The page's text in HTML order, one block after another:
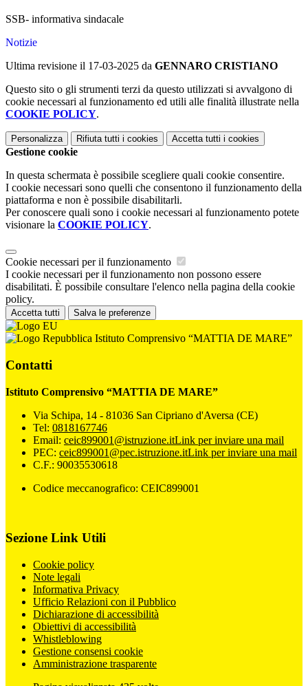
SSB- informativa sindacale
Notizie
Ultima revisione il 17-03-2025 da GENNARO CRISTIANO
Questo sito o gli strumenti terzi da questo utilizzati si avvalgono di
cookie necessari al funzionamento ed utili alle finalità illustrate nella
COOKIE POLICY.
Personalizza Rifiuta tutti i cookies Accetta tutti i cookies
Gestione cookie
In questa schermata è possibile scegliere quali cookie consentire.
I cookie necessari sono quelli che consentono il funzionamento della
piattaforma e non è possibile disabilitarli.
Per conoscere quali sono i cookie necessari al funzionamento potete
visionare la COOKIE POLICY.
Cookie necessari per il funzionamento
I cookie necessari per il funzionamento non possono essere
disabilitati. È possibile consultare l'elenco nella pagina della cookie
policy.
Accetta tutti Salva le preferenze
Istituto Comprensivo “MATTIA DE MARE”
Contatti
Istituto Comprensivo “MATTIA DE MARE”
Via Schipa, 14 - 81036 San Cipriano d'Aversa (CE)
Tel: 0818167746
Email: ceic899001@istruzione.itLink per inviare una mail
PEC: ceic899001@pec.istruzione.itLink per inviare una mail
C.F.: 90035530618
Codice meccanografico: CEIC899001
Sezione Link Utili
Cookie policy
Note legali
Informativa Privacy
Ufficio Relazioni con il Pubblico
Dichiarazione di accessibilità
Obiettivi di accessibilità
Whistleblowing
Gestione consensi cookie
Amministrazione trasparente